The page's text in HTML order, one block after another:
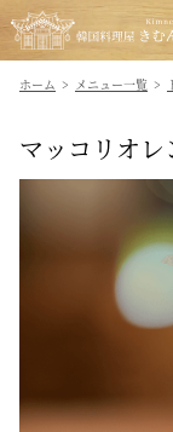
ホーム メニュー一覧
マッコリオ